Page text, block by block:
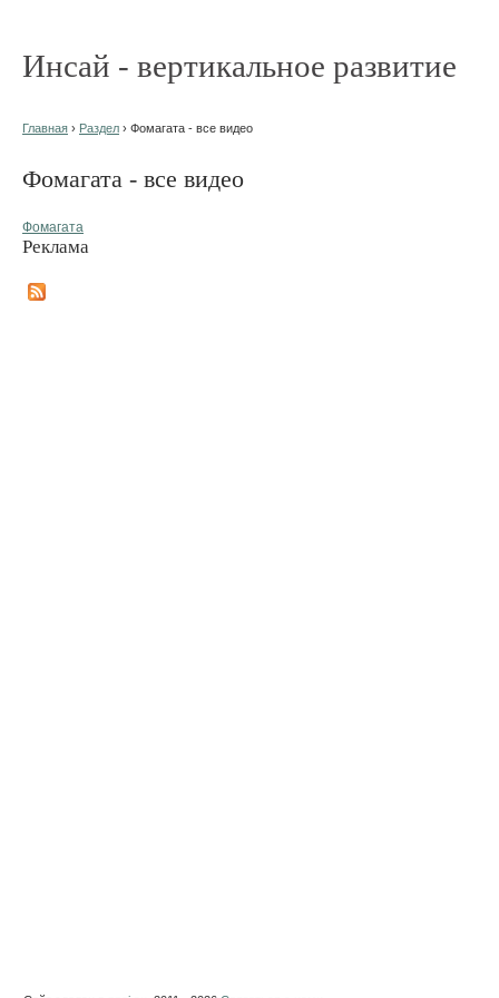
Инсай - вертикальное развитие
Главная › Раздел › Фомагата - все видео
Фомагата - все видео
Фомагата
Реклама